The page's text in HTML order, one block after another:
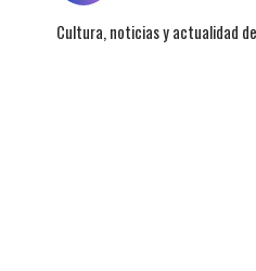
Cultura, noticias y actualidad